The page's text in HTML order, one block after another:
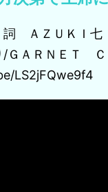
詞 ＡＺＵＫＩ
ＧＡＲＮＥＴ Ｃ
LS2jFQwe9f4